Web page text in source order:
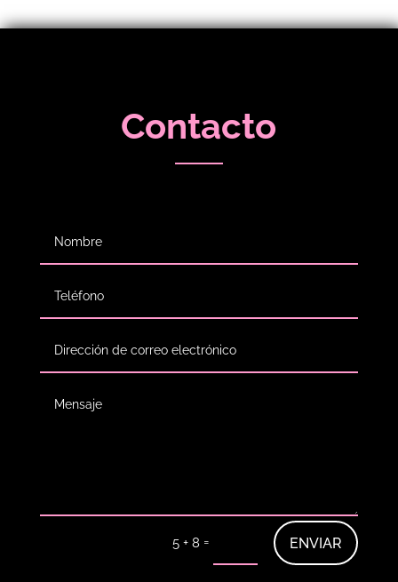
Contacto
5 + 8 = ENVIAR